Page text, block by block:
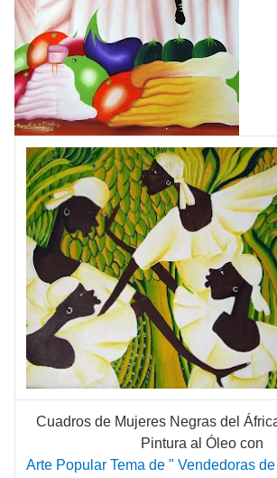
Cuadros de Mujeres Negras del
Pintura al Óleo con
Arte Popular Tema de " Vendedoras